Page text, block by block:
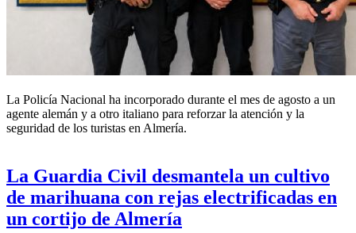
La Policía Nacional ha incorporado durante el mes de agosto a un
agente alemán y a otro italiano para reforzar la atención y la
seguridad de los turistas en Almería.
La Guardia Civil desmantela un cultivo
de marihuana con rejas electrificadas en
un cortijo de Almería